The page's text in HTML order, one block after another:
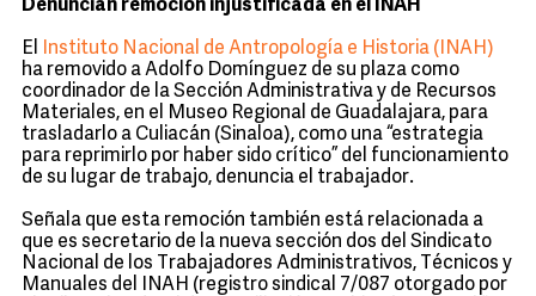
Denuncian remoción injustificada en el INAH
El
Instituto Nacional de Antropología e Historia (INAH)
ha removido a Adolfo Domínguez de su plaza como
coordinador de la Sección Administrativa y de Recursos
Materiales, en el Museo Regional de Guadalajara, para
trasladarlo a Culiacán (Sinaloa), como una “estrategia
para reprimirlo por haber sido crítico” del funcionamiento
de su lugar de trabajo, denuncia el trabajador.
Señala que esta remoción también está relacionada a
que es secretario de la nueva sección dos del Sindicato
Nacional de los Trabajadores Administrativos, Técnicos y
Manuales del INAH (registro sindical 7/087 otorgado por